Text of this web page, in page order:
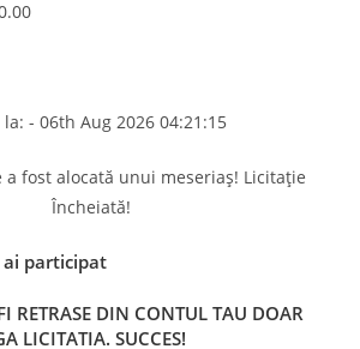
- 06th Aug 2026 04:21:15
a fost alocată unui meseriaș! Licitație
Încheiată!
participat
RETRASE DIN CONTUL TAU DOAR
LICITATIA. SUCCES!